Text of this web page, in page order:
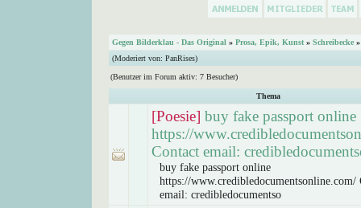
Gegen Bilderklau - Das Original » Prosa, Epik, Kunst » Schreibecke
(Moderiert von: PanRises)
(Benutzer im Forum aktiv: 7 Besucher)
Thema
[Poesie] buy fake passport online
https://
Contact email:
buy fake passport online
https://www.credibledocumentsonline.com/
email: credibledocumentso